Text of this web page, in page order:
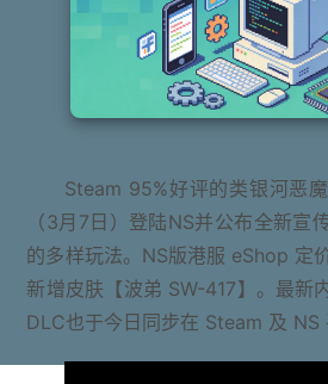
Steam 95%好评的类银河恶
（3月7日）登陆NS并公布全新宣
的多样玩法。NS版港服 eShop 定
新增皮肤【波弟 SW-417】。最新
DLC也于今日同步在 Steam 及 NS